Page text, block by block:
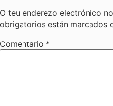
O teu enderezo electrónico
obrigatorios están marcados
Comentario *